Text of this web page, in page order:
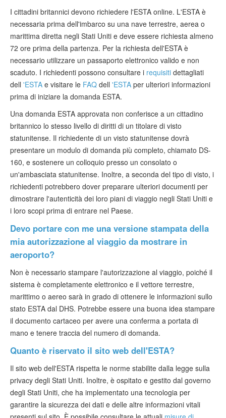
I cittadini britannici devono richiedere l'ESTA online. L'ESTA è
necessaria prima dell'imbarco su una nave terrestre, aerea o
marittima diretta negli Stati Uniti e deve essere richiesta almeno
72 ore prima della partenza. Per la richiesta dell'ESTA è
necessario utilizzare un passaporto elettronico valido e non
scaduto. I richiedenti possono consultare i requisiti dettagliati
dell 'ESTA e visitare le FAQ dell 'ESTA per ulteriori informazioni
prima di iniziare la domanda ESTA.
Una domanda ESTA approvata non conferisce a un cittadino
britannico lo stesso livello di diritti di un titolare di visto
statunitense. Il richiedente di un visto statunitense dovrà
presentare un modulo di domanda più completo, chiamato DS-
160, e sostenere un colloquio presso un consolato o
un'ambasciata statunitense. Inoltre, a seconda del tipo di visto, i
richiedenti potrebbero dover preparare ulteriori documenti per
dimostrare l'autenticità dei loro piani di viaggio negli Stati Uniti e
i loro scopi prima di entrare nel Paese.
Devo portare con me una versione stampata della
mia autorizzazione al viaggio da mostrare in
aeroporto?
Non è necessario stampare l'autorizzazione al viaggio, poiché il
sistema è completamente elettronico e il vettore terrestre,
marittimo o aereo sarà in grado di ottenere le informazioni sullo
stato ESTA dal DHS. Potrebbe essere una buona idea stampare
il documento cartaceo per avere una conferma a portata di
mano e tenere traccia del numero di domanda.
Quanto è riservato il sito web dell'ESTA?
Il sito web dell'ESTA rispetta le norme stabilite dalla legge sulla
privacy degli Stati Uniti. Inoltre, è ospitato e gestito dal governo
degli Stati Uniti, che ha implementato una tecnologia per
garantire la sicurezza dei dati e delle altre informazioni vitali